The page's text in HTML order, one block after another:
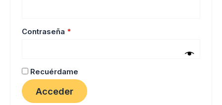
Contraseña *
Recuérdame
Acceder